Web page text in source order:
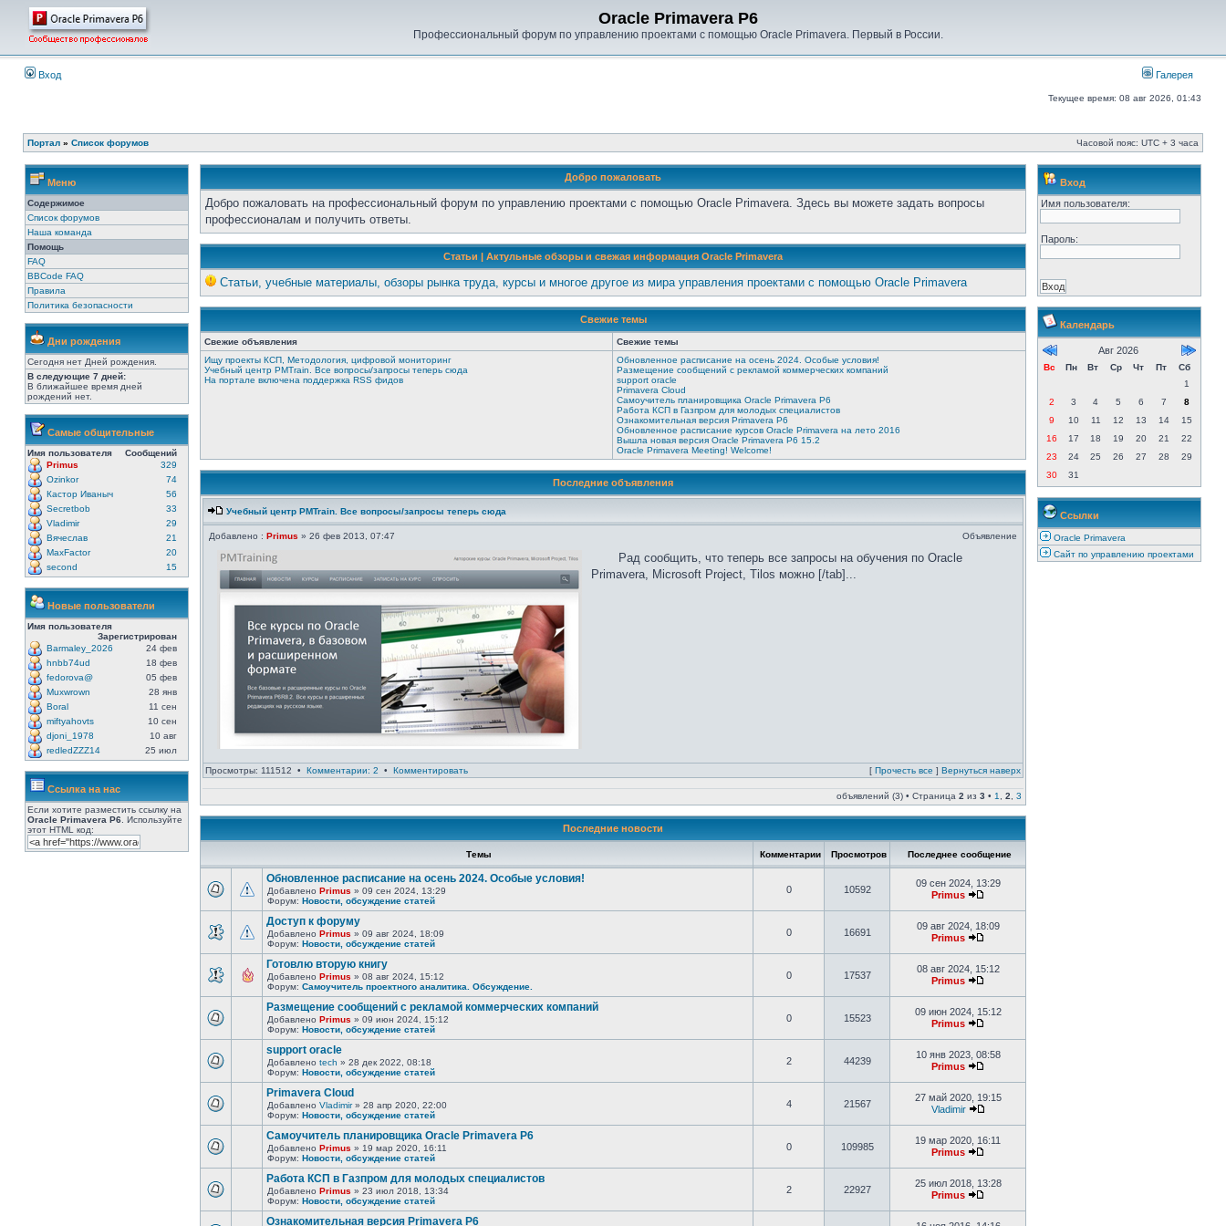
Oracle Primavera P6
Профессиональный форум по управлению проектами с помощью Oracle Primavera. Первый в России.
Вход Галерея
Текущее время: 08 авг 2026, 01:43
Портал » Список форумов Часовой пояс: UTC + 3 часа
Меню
Содержимое
Список форумов
Наша команда
Помощь
FAQ
BBCode FAQ
Правила
Политика безопасности
Дни рождения
Сегодня нет Дней рождения.
В следующие 7 дней:
В ближайшее время дней
рождений нет.
Самые общительные
Имя пользователя
Сообщений
Primus
329
Ozinkor
74
Кастор Иваныч
56
Secretbob
33
Vladimir
29
Вячеслав
21
MaxFactor
20
second
15
Новые пользователи
Имя пользователя
Зарегистрирован
Barmaley_2026
24 фев
hnbb74ud
18 фев
fedorova@
05 фев
Muxwrown
28 янв
Boral
11 сен
miftyahovts
10 сен
djoni_1978
10 авг
redledZZZ14
25 июл
Ссылка на нас
Если хотите разместить ссылку на
Oracle Primavera P6 . Используйте
этот HTML код:
Добро пожаловать
Добро пожаловать на профессиональный форум по управлению проектами с помощью Oracle Primavera. Здесь вы можете задать вопросы
профессионалам и получить ответы.
Статьи | Актульные обзоры и свежая информация Oracle Primavera
Статьи, учебные материалы, обзоры рынка труда, курсы и многое другое из мира управления проектами с помощью Oracle Primavera
Свежие темы
Свежие объявления
Свежие темы
Ищу проекты КСП, Методология, цифровой мониторинг
Учебный центр PMTrain. Все вопросы/запросы теперь сюда
На портале включена поддержка RSS фидов
Обновленное расписание на осень 2024. Особые условия!
Размещение сообщений с рекламой коммерческих компаний
support oracle
Primavera Cloud
Самоучитель планировщика Oracle Primavera P6
Работа КСП в Газпром для молодых специалистов
Ознакомительная версия Primavera P6
Обновленное расписание курсов Oracle Primavera на лето 2016
Вышла новая версия Oracle Primavera P6 15.2
Oracle Primavera Meeting! Welcome!
Последние объявления
Учебный центр PMTrain. Все вопросы/запросы теперь сюда
Добавлено : Primus » 26 фев 2013, 07:47 Объявление
Рад сообщить, что теперь все запросы на обучения по Oracle
Primavera, Microsoft Project, Tilos можно [/tab]...
Просмотры: 111512 • Комментарии: 2 • Комментировать [ Прочесть все ] Вернуться наверх
объявлений (3) • Страница 2 из 3 • 1 2 3
Последние новости
Темы Комментарии Просмотров Последнее сообщение
Обновленное расписание на осень 2024. Особые условия!
Добавлено Primus » 09 сен 2024, 13:29
Форум: Новости, обсуждение статей
0 10592
09 сен 2024, 13:29
Primus
Доступ к форуму
Добавлено Primus » 09 авг 2024, 18:09
Форум: Новости, обсуждение статей
0 16691
09 авг 2024, 18:09
Primus
Готовлю вторую книгу
Добавлено Primus » 08 авг 2024, 15:12
Форум: Самоучитель проектного аналитика. Обсуждение.
0 17537
08 авг 2024, 15:12
Primus
Размещение сообщений с рекламой коммерческих компаний
Добавлено Primus » 09 июн 2024, 15:12
Форум: Новости, обсуждение статей
0 15523
09 июн 2024, 15:12
Primus
support oracle
Добавлено tech » 28 дек 2022, 08:18
Форум: Новости, обсуждение статей
2 44239
10 янв 2023, 08:58
Primus
Primavera Cloud
Добавлено Vladimir» 28 апр 2020, 22:00
Форум: Новости, обсуждение статей
4 21567
27 май 2020, 19:15
Vladimir
Самоучитель планировщика Oracle Primavera P6
Добавлено Primus » 19 мар 2020, 16:11
Форум: Новости, обсуждение статей
0 109985
19 мар 2020, 16:11
Primus
Работа КСП в Газпром для молодых специалистов
Добавлено Primus » 23 июл 2018, 13:34
Форум: Новости, обсуждение статей
2 22927
25 июл 2018, 13:28
Primus
Ознакомительная версия Primavera P6
Вход
Имя пользователя:
Пароль:
Календарь
Авг 2026
Вс Пн Вт Ср Чт Пт
Сб
1
2
3 4 5 6 7
8
9
10 11 12 13 14
15
16
17 18 19 20 21
22
23
24 25 26 27 28
29
30
31
Ссылки
Oracle Primavera
Сайт по управлению проектами